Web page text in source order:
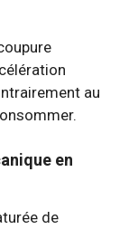
au
en
de